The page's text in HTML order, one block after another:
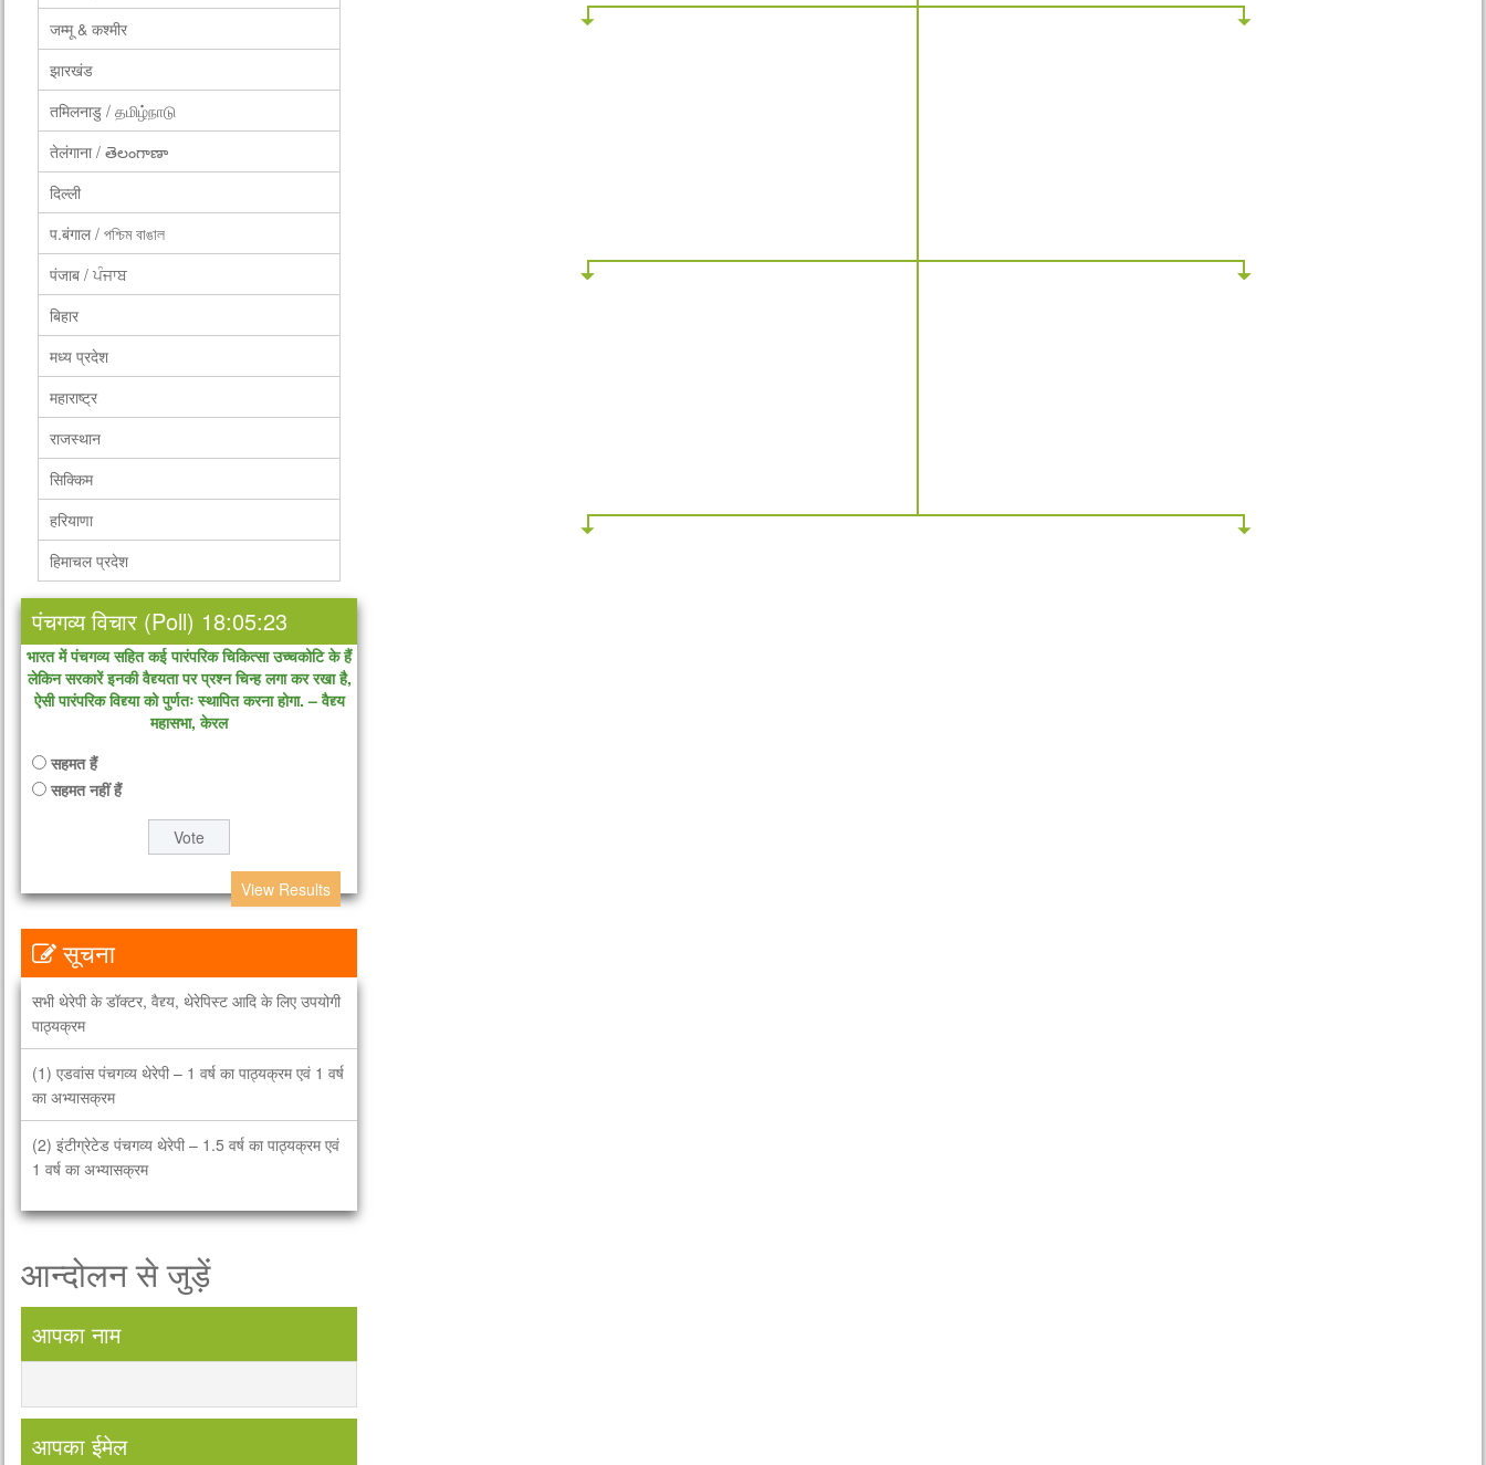
जम्मू & कश्मीर
झारखंड
तमिलनाडु / தமிழ்நாடு
तेलंगाना / తెలంగాణా
दिल्ली
प.बंगाल / পশ্চিম বাঙাল
पंजाब / ਪੰਜਾਬ
बिहार
मध्य प्रदेश
महाराष्ट्र
राजस्थान
सिक्किम
हरियाणा
हिमाचल प्रदेश
पंचगव्य विचार (Poll) 18:05:23
भारत में पंचगव्य सहित कई पारंपरिक चिकित्सा उच्चकोटि के हैं
लेकिन सरकारें इनकी वैद्द्यता पर प्रश्न चिन्ह लगा कर रखा है,
ऐसी पारंपरिक विद्द्या को पुर्णतः स्थापित करना होगा. – वैद्द्य
महासभा, केरल
सहमत हैं
सहमत नहीं हैं
View Results
सूचना
सभी थेरेपी के डॉक्टर, वैद्द्य, थेरेपिस्ट आदि के लिए उपयोगी
पाठ्यक्रम
(1) एडवांस पंचगव्य थेरेपी – 1 वर्ष का पाठ्यक्रम एवं 1 वर्ष
का अभ्यासक्रम
(2) इंटीग्रेटेड पंचगव्य थेरेपी – 1.5 वर्ष का पाठ्यक्रम एवं
1 वर्ष का अभ्यासक्रम
(3) गर्भशुद्धि-गर्भधारण-प्रसूति व बालपालन थेरेपी – 5
(4) विशेषज्ञ कोर्स – हृदय, कैंसर, अर्थरेटिक्स, टीबी,
चर्मरोग, माइग्रेन, पुरुष बाँझपन, नारी बाँझपण, बाल रोग,
सिकल सेल, फस्टएड, हड्डी, डायबीटीक्स. – 3 दिवस
विज्ञान (गऊमाँ के गव्यों) की आधिकारिक पढाई. पंचगव्य अब
एक सम्पूर्ण चिकित्सा थेरेपी. हमारा नारा है
आन्दोलन से जुड़ें
आपका नाम
आपका ईमेल